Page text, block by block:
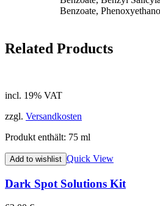
Benzoate,
Related Products
incl. 19% VAT
zzgl. Versandkosten
Produkt enthält: 75 ml
Add to wishlist Quick View
Dark Spot Solutions Kit